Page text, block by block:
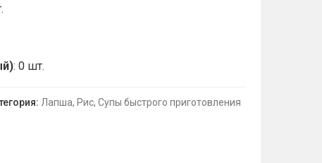
: 0 шт.
Лапша, Рис, Супы быстрого приготовления